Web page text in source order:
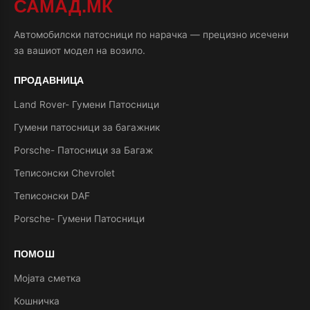
САМАД.МК
Автомобилски патосници по нарачка — прецизно исечени
за вашиот модел на возило.
ПРОДАВНИЦА
Land Rover- Гумени Патосници
Гумени патосници за багажник
Porsche- Патосници за Багаж
Теписонски Chevrolet
Теписонски DAF
Porsche- Гумени Патосници
ПОМОШ
Мојата сметка
Кошничка